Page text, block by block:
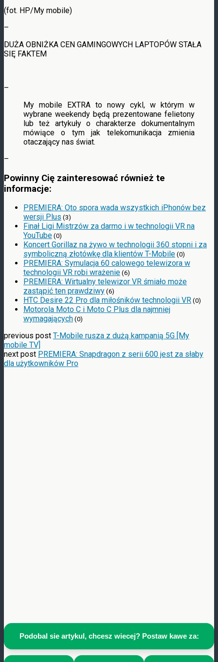
(fot. HP/My mobile)
–
DUŻA OBNIŻKA CEN GAMINGOWYCH LAPTOPÓW STAŁA
SIĘ FAKTEM
–
My mobile EXTRA to nowy cykl, w którym w
wybrane weekendy będą prezentowane felietony
lub też artykuły o charakterze dokumentalnym
mówiące o tym jak telekomunikacja zmienia
otaczający nas świat.
–
Powinny Cię zainteresować również te
informacje:
PREMIERA: Oto spora wada wszystkich iPhonów bez
wersji Plus (3)
Finał Ligi Mistrzów za darmo i w technologii VR na
YouTube (0)
Koncert Gorillaz na żywo w technologii 360 stopni i za
symboliczną złotówkę dla klientów T-Mobile (0)
PREMIERA: Symulacja 60 calowego telewizora w
technologii VR robi wrażenie (6)
PREMIERA: Wirtualny telewizor VR śmiało może
zastąpić ten prawdziwy (6)
HTC Desire 22 Pro dla miłośników technologii VR (0)
Motorola Moto C i Moto C Plus dla najmniej
wymagających (0)
previous post T-Mobile rusza z dużą kampanią 5G [My
mobile TV]
next post PREMIERA: Snapdragon z serii 600 jest za słaby
dla użytkowników Pro
Podobal sie artykul, chcesz wiecej? Postaw kawe za: